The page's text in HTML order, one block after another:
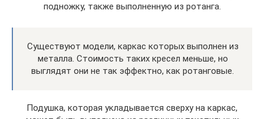
подножку, также выполненную из ротанга.
Существуют модели, каркас которых выполнен из
металла. Стоимость таких кресел меньше, но
выглядят они не так эффектно, как ротанговые.
Подушка, которая укладывается сверху на каркас,